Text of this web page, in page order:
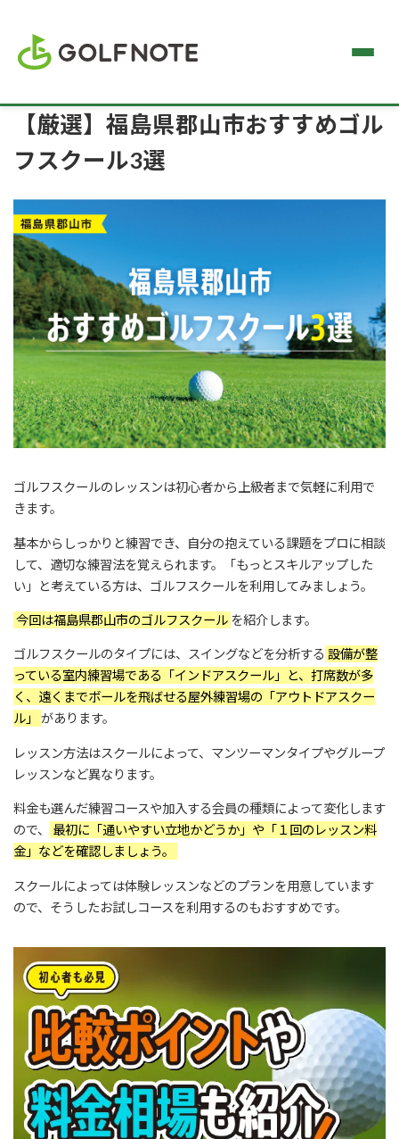
【厳選】福島県郡山市おすすめゴル
フスクール3選
ゴルフスクールのレッスンは初心者から上級者まで気軽に利用で
きます。
基本からしっかりと練習でき、自分の抱えている課題をプロに相談
して、適切な練習法を覚えられます。「もっとスキルアップした
い」と考えている方は、ゴルフスクールを利用してみましょう。
今回は福島県郡山市のゴルフスクール を紹介します。
ゴルフスクールのタイプには、スイングなどを分析する 設備が整
っている室内練習場である「インドアスクール」と、打席数が多
く、遠くまでボールを飛ばせる屋外練習場の「アウトドアスクー
ル」 があります。
レッスン方法はスクールによって、マンツーマンタイプやグループ
レッスンなど異なります。
料金も選んだ練習コースや加入する会員の種類によって変化します
ので、
最初に「通いやすい立地かどうか」や「１回のレッスン料
金」などを確認しましょう。
スクールによっては体験レッスンなどのプランを用意しています
ので、そうしたお試しコースを利用するのもおすすめです。